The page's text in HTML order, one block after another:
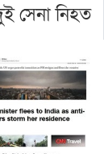
সেনা নিহত